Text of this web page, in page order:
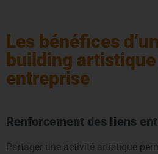
Les bénéfices
building
entreprise
Renforcement des liens
Partager une activité artistique